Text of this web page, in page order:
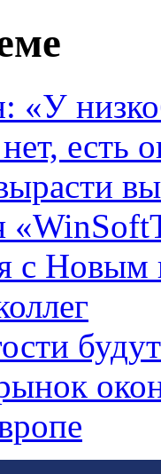
«У
есть
с Новым